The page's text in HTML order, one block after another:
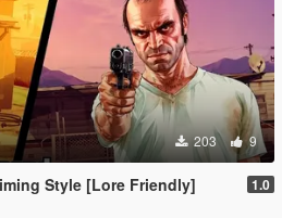
203 9
Style [Lore Friendly] 1.0